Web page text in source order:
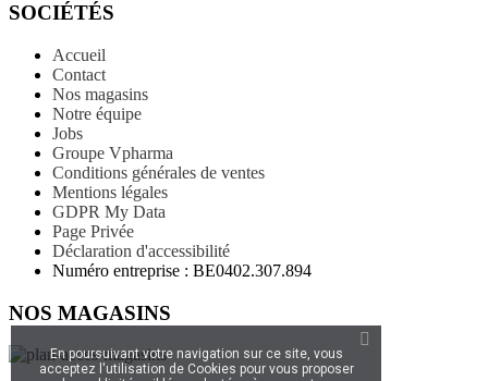
SOCIÉTÉS
Accueil
Contact
Nos magasins
Notre équipe
Jobs
Groupe Vpharma
Conditions générales de ventes
Mentions légales
GDPR My Data
Page Privée
Déclaration d'accessibilité
Numéro entreprise : BE0402.307.894
NOS MAGASINS
En poursuivant votre navigation sur ce site, vous
acceptez l'utilisation de Cookies pour vous proposer